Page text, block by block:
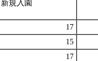
新規入園
17
15
17